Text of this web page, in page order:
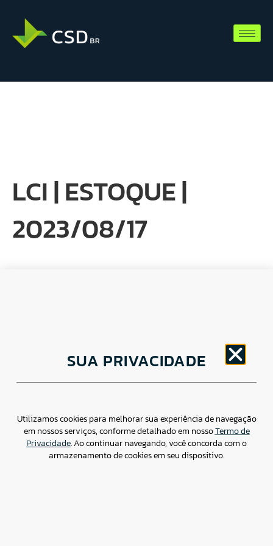
LCI | ESTOQUE |
2023/08/17
Av. Brigadeiro Faria Lima, 1779 – 5oAndar Jardim
Paulistano, São Paulo/ SP – CEP: 01452-914
Assessoria de imprensa: imprensa@csdbr.com
SUA PRIVACIDADE
Utilizamos cookies para melhorar sua experiência de navegação
em nossos serviços, conforme detalhado em nossoTermo de
Privacidade. Ao continuar navegando, você concorda com o
armazenamento de cookies em seu dispositivo.